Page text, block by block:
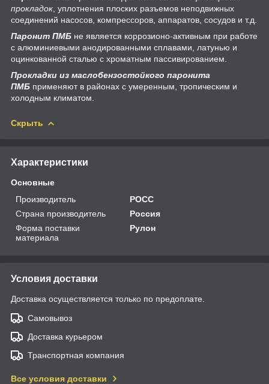
прокладок , уплотнения плоских разъемов неподвижных
соединений насосов, компрессоров, аппаратов, сосудов и т.д.
Паронит ПМБ не является коррозионо-активным при работе
с алюминиевыми анодированными сплавами, латунью и
оцинкованной сталью с хроматным пассивированием.
Прокладки из маслобензостойкого паронита
ПМБ применяют в районах с умеренным, тропическим и
холодным климатом.
Скрыть
Характеристики
Основные
Производитель
РОСС
Страна производитель
Россия
Форма поставки
материала
Рулон
Условия доставки
Доставка осуществляется только по предоплате.
Самовывоз
Доставка курьером
Транспортная компания
Все условия доставки